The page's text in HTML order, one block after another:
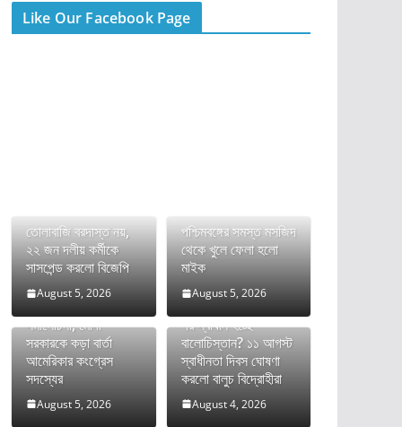
Like Our Facebook Page
তোলাবাজি বরদাস্ত নয়,
২২ জন দলীয় কর্মীকে
সাসপেন্ড করলো বিজেপি
August 5, 2026
পশ্চিমবঙ্গের সমস্ত মসজিদ
থেকে খুলে ফেলা হলো
মাইক
August 5, 2026
সমালোচনা, মোদী
সরকারকে কড়া বার্তা
আমেরিকার কংগ্রেস
সদস্যের
August 5, 2026
পর স্বাধীন হচ্ছে
বালোচিস্তান? ১১ আগস্ট
স্বাধীনতা দিবস ঘোষণা
করলো বালুচ বিদ্রোহীরা
August 4, 2026
অনুপ্রবেশকারীদের